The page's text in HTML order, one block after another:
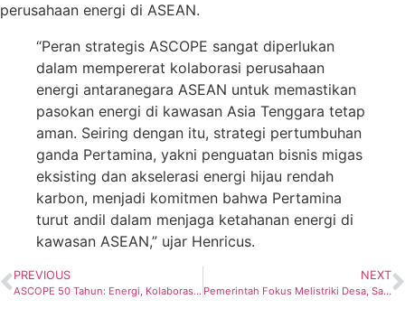
perusahaan energi di ASEAN.
“Peran strategis ASCOPE sangat diperlukan
dalam mempererat kolaborasi perusahaan
energi antaranegara ASEAN untuk memastikan
pasokan energi di kawasan Asia Tenggara tetap
aman. Seiring dengan itu, strategi pertumbuhan
ganda Pertamina, yakni penguatan bisnis migas
eksisting dan akselerasi energi hijau rendah
karbon, menjadi komitmen bahwa Pertamina
turut andil dalam menjaga ketahanan energi di
kawasan ASEAN,” ujar Henricus.
PREVIOUS
ASCOPE 50 Tahun: Energi, Kolaborasi, dan Masa Depan ASEAN
NEXT
Pemerintah Fokus Melistriki Desa, Sasar 1,2 Juta Rumah Tangga Hingga 2029